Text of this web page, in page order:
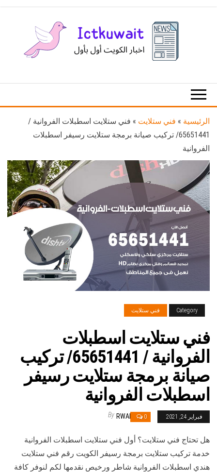
الكويت
الرئيسية » فني ستلايت » فني ستلايت اسطبلات الفروانية /
65651441/ تركيب صيانة برمجة ستلايت رسيفر اسطبلات
الفروانية
Category فني ستلايت
فني ستلايت اسطبلات
الفروانية / 65651441/ تركيب
صيانة برمجة ستلايت رسيفر
اسطبلات الفروانية
فبراير 24, 2021 0
By RWAN
هل تحتاج فني ستلايت؟ أول فني ستلايت اسطبلات الفروانية
خدمة تركيب ستلايت برمجة رسيفر الكويت رقم فني ستلايت
هندي اسطبلات الفروانية شاطر ورخيص نقدمها لكم لنوفر كافة